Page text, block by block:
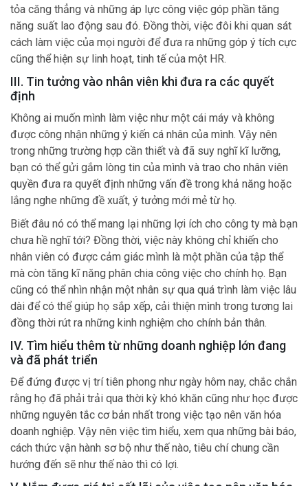
tỏa căng thẳng và những áp lực công việc góp phần tăng
năng suất lao động sau đó. Đồng thời, việc đôi khi quan sát
cách làm việc của mọi người để đưa ra những góp ý tích cực
cũng thể hiện sự linh hoạt, tinh tế của một HR.
III. Tin tưởng vào nhân viên khi đưa ra các quyết
định
Không ai muốn mình làm việc như một cái máy và không
được công nhận những ý kiến cá nhân của mình. Vậy nên
trong những trường hợp cần thiết và đã suy nghĩ kĩ lưỡng,
bạn có thể gửi gắm lòng tin của mình và trao cho nhân viên
quyền đưa ra quyết định những vấn đề trong khả năng hoặc
lắng nghe những đề xuất, ý tưởng mới mẻ từ họ.
Biết đâu nó có thể mang lại những lợi ích cho công ty mà bạn
chưa hề nghĩ tới? Đồng thời, việc này không chỉ khiến cho
nhân viên có được cảm giác mình là một phần của tập thể
mà còn tăng kĩ năng phân chia công việc cho chính họ. Bạn
cũng có thể nhìn nhận một nhân sự qua quá trình làm việc lâu
dài để có thể giúp họ sắp xếp, cải thiện mình trong tương lai
đồng thời rút ra những kinh nghiệm cho chính bản thân.
IV. Tìm hiểu thêm từ những doanh nghiệp lớn đang
và đã phát triển
Để đứng được vị trí tiên phong như ngày hôm nay, chắc chắn
rằng họ đã phải trải qua thời kỳ khó khăn cũng như học được
những nguyên tắc cơ bản nhất trong việc tạo nên văn hóa
doanh nghiệp. Vậy nên việc tìm hiểu, xem qua những bài báo,
cách thức vận hành sơ bộ như thế nào, tiêu chí chung cần
hướng đến sẽ như thế nào thì có lợi.